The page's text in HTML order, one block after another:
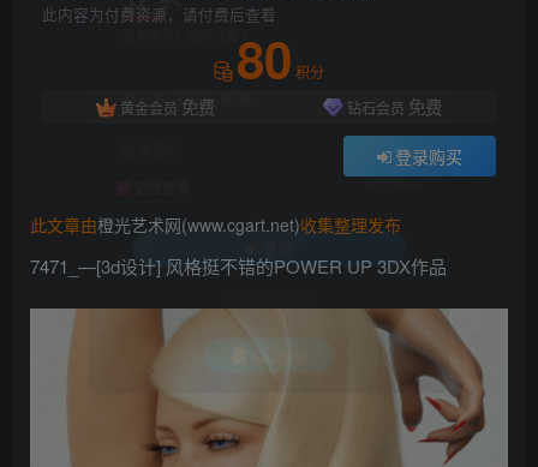
此内容为付费资源，请付费后查看
80 积分
黄金会员 免费 钻石会员 免费
登录购买
此文章由橙光艺术网(www.cgart.net)收集整理发布
7471_—[3d设计] 风格挺不错的POWER UP 3DX作品
没有账号？立即注册
用户名/手机号/邮箱
登录
社交账号登录
QQ登录